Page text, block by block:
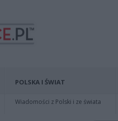
POLSKA I ŚWIAT
Wiadomości z Polski i ze świata